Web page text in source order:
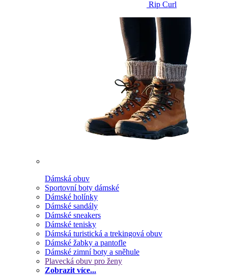
Rip Curl
Dámská obuv
Sportovní boty dámské
Dámské holínky
Dámské sandály
Dámské sneakers
Dámské tenisky
Dámská turistická a trekingová obuv
Dámské žabky a pantofle
Dámské zimní boty a sněhule
Plavecká obuv pro ženy
Zobrazit více...